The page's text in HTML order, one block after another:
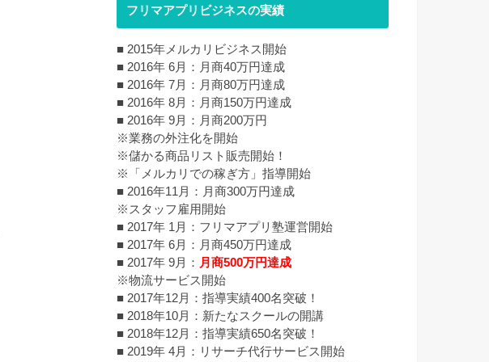
フリマアプリビジネスの実績
■ 2015年メルカリビジネス開始
■ 2016年 6月：月商40万円達成
■ 2016年 7月：月商80万円達成
■ 2016年 8月：月商150万円達成
■ 2016年 9月：月商200万円
※業務の外注化を開始
※儲かる商品リスト販売開始！
※「メルカリでの稼ぎ方」指導開始
■ 2016年11月：月商300万円達成
※スタッフ雇用開始
■ 2017年 1月：フリマアプリ塾運営開始
■ 2017年 6月：月商450万円達成
■ 2017年 9月： 月商500万円達成
※物流サービス開始
■ 2017年12月：指導実績400名突破！
■ 2018年10月：新たなスクールの開講
■ 2018年12月：指導実績650名突破！
■ 2019年 4月：リサーチ代行サービス開始